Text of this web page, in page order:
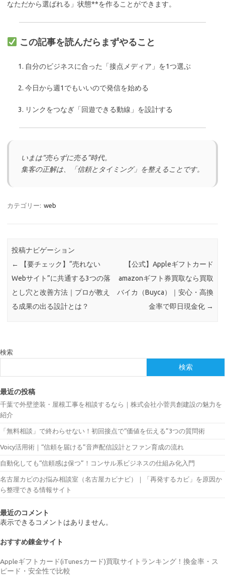
なただから選ばれる」状態**を作ることができます。
この記事を読んだらまずやること
自分のビジネスに合った「接点メディア」を1つ選ぶ
今日から週1でもいいので発信を始める
リンクをつなぎ「回遊できる動線」を設計する
いまは“売らずに売る”時代。
集客の正解は、「信頼とタイミング」を整えることです。
カテゴリー: web
投稿ナビゲーション
←
【要チェック】“売れない
Webサイト”に共通する3つの落
とし穴と改善方法｜プロが教え
る成果の出る設計とは？
【公式】Appleギフトカード
amazonギフト券買取なら買取
バイカ（Buyca）｜安心・高換
金率で即日現金化 →
検索
検索
最近の投稿
千葉で外壁塗装・屋根工事を相談するなら｜株式会社小菅共創建設の魅力を
紹介
「無料相談」で終わらせない！初回接点で“価値を伝える”3つの質問術
Voicy活用術｜“信頼を届ける”音声配信設計とファン育成の流れ
自動化しても“信頼感は保つ”！コンサル系ビジネスの仕組み化入門
名古屋カビのお悩み相談室（名古屋カビナビ）｜「再発するカビ」を原因か
ら整理できる情報サイト
最近のコメント
表示できるコメントはありません。
おすすめ錬金サイト
Appleギフトカード(iTunesカード)買取サイトランキング！換金率・ス
ピード・安全性で比較